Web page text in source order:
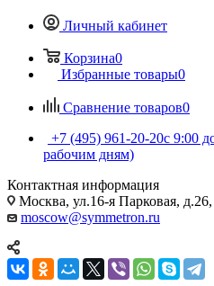
Личный кабинет
Корзина0
Избранные товары0
Сравнение товаров0
+7 (495) 961-20-20с 9:00
рабочим дням)
Контактная информация
Москва, ул.16-я Парковая, д.26,
moscow@symmetron.ru